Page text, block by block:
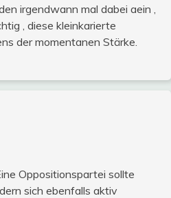
irgendwann mal dabei aein ,
, diese kleinkarierte
der momentanen Stärke.
Oppositionspartei sollte
sich ebenfalls aktiv